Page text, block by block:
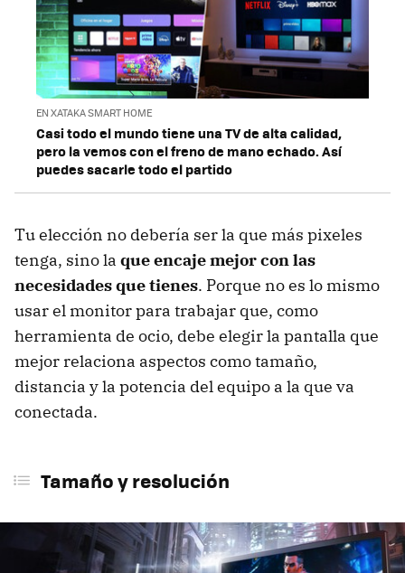
EN XATAKA SMART HOME
Casi todo el mundo tiene una TV de alta calidad,
pero la vemos con el freno de mano echado. Así
puedes sacarle todo el partido
Tu elección no debería ser la que más pixeles
tenga, sino la que encaje mejor con las
necesidades que tienes. Porque no es lo mismo
usar el monitor para trabajar que, como
herramienta de ocio, debe elegir la pantalla que
mejor relaciona aspectos como tamaño,
distancia y la potencia del equipo a la que va
conectada.
Tamaño y resolución